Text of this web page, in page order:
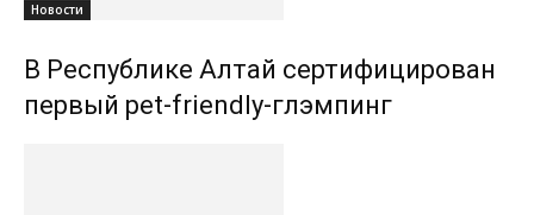
Новости
В Республике Алтай сертифицирован
первый pet-friendly-глэмпинг